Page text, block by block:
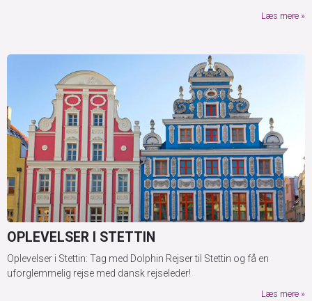
Læs mere
OPLEVELSER I STETTIN
Oplevelser i Stettin: Tag med Dolphin Rejser til Stettin og få en
uforglemmelig rejse med dansk rejseleder!
Læs mere